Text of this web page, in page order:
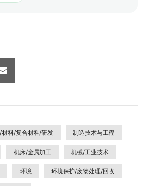
材料/复合材料/研发 制造技术与工程
机床/金属加工 机械/工业技术
环境 环境保护/废物处理/回收